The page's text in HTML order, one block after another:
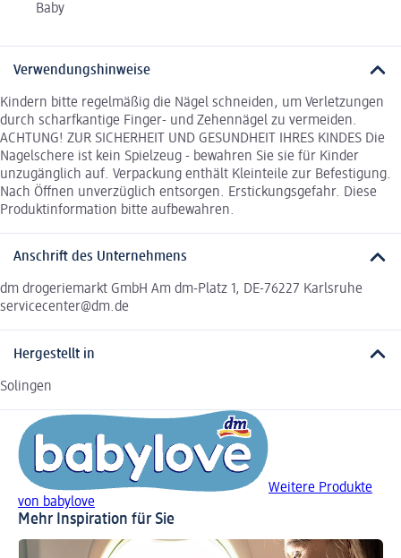
Baby
Verwendungshinweise
Kindern bitte regelmäßig die Nägel schneiden, um Verletzungen
durch scharfkantige Finger- und Zehennägel zu vermeiden.
ACHTUNG! ZUR SICHERHEIT UND GESUNDHEIT IHRES KINDES Die
Nagelschere ist kein Spielzeug - bewahren Sie sie für Kinder
unzugänglich auf. Verpackung enthält Kleinteile zur Befestigung.
Nach Öffnen unverzüglich entsorgen. Erstickungsgefahr. Diese
Produktinformation bitte aufbewahren.
Anschrift des Unternehmens
dm drogeriemarkt GmbH Am dm-Platz 1, DE-76227 Karlsruhe
servicecenter@dm.de
Hergestellt in
Solingen
Weitere Produkte
von babylove
Mehr Inspiration für Sie